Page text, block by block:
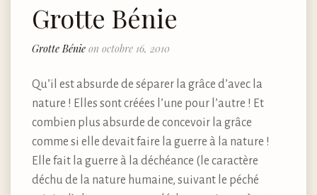
Grotte Bénie
Grotte Bénie on octobre 16, 2010
Qu’il est absurde de séparer la grâce d’avec la
nature ! Elles sont créées l’une pour l’autre ! Et
combien plus absurde de concevoir la grâce
comme si elle devait faire la guerre à la nature !
Elle fait la guerre à la déchéance (le caractère
déchu de la nature humaine, suivant le péché